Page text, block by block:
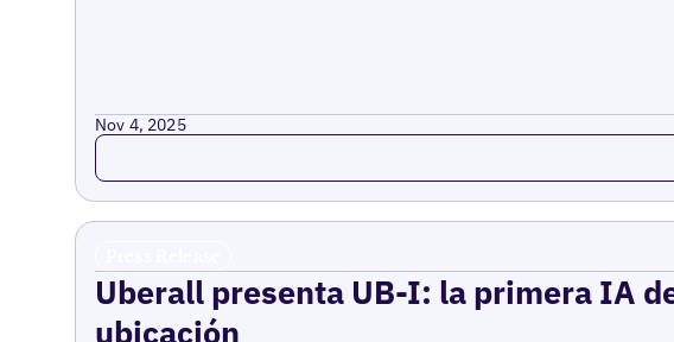
Nov 4, 2025
Read more
Uberall presenta UB-I: la primera IA
ubicación